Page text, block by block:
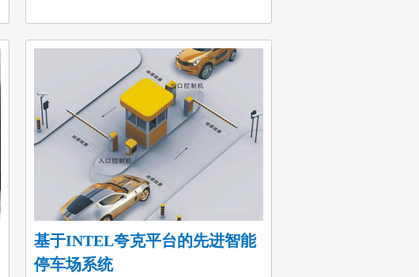
机，进行实时查看和数据存储。具体方案如
下： 伴随着医院信息系统的完善，
可以将该信息发送至医院，进行数据存储和分
析。后期可以为大数据的分析提供坚实的数据
信息。 具体实施步骤： a、利用光电传
感器获取人体的血液流动信息; b、搭建信
号处理电路，将该信息进行处理，使其达到能
够进入开发板的量
基于INTEL夸克平台的先进智能
停车场系统